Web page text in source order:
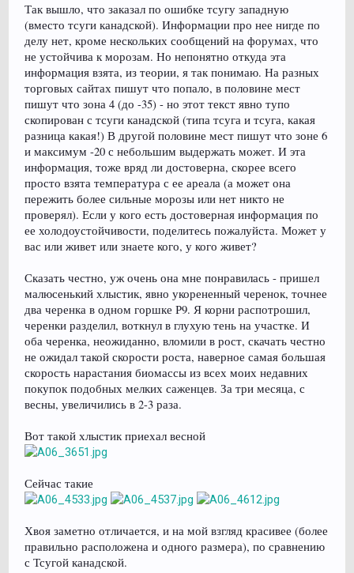
Так вышло, что заказал по ошибке тсугу западную
(вместо тсуги канадской). Информации про нее нигде по
делу нет, кроме нескольких сообщений на форумах, что
не устойчива к морозам. Но непонятно откуда эта
информация взята, из теории, я так понимаю. На разных
торговых сайтах пишут что попало, в половине мест
пишут что зона 4 (до -35) - но этот текст явно тупо
скопирован с тсуги канадской (типа тсуга и тсуга, какая
разница какая!) В другой половине мест пишут что зоне 6
и максимум -20 с небольшим выдержать может. И эта
информация, тоже вряд ли достоверна, скорее всего
просто взята температура с ее ареала (а может она
пережить более сильные морозы или нет никто не
проверял). Если у кого есть достоверная информация по
ее холодоустойчивости, поделитесь пожалуйста. Может у
вас или живет или знаете кого, у кого живет?
Сказать честно, уж очень она мне понравилась - пришел
малюсенький хлыстик, явно укорененный черенок, точнее
два черенка в одном горшке Р9. Я корни распотрошил,
черенки разделил, воткнул в глухую тень на участке. И
оба черенка, неожиданно, вломили в рост, скачать честно
не ожидал такой скорости роста, наверное самая большая
скорость нарастания биомассы из всех моих недавних
покупок подобных мелких саженцев. За три месяца, с
весны, увеличились в 2-3 раза.
Вот такой хлыстик приехал весной
Сейчас такие
Хвоя заметно отличается, и на мой взгляд красивее (более
правильно расположена и одного размера), по сравнению
с Тсугой канадской.